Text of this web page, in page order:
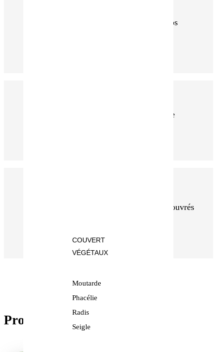
COUVERT
VÉGÉTAUX
Moutarde
Phacélie
Radis
Seigle
Certifiée Biologique, Télécharger nos
Paiement sécurisé, par notre système
Commandes expédiés en 48h Jours ouvrés
Produits similaires